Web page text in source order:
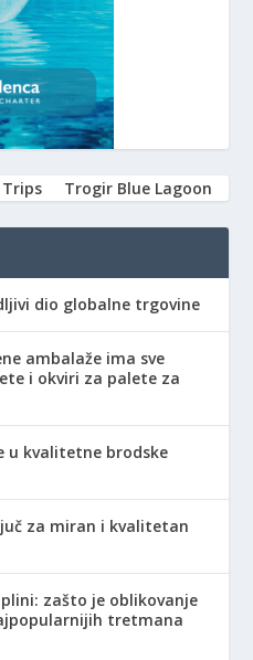
Trogir Blue Lagoon
dio globalne trgovine
ambalaže ima sve
i okviri za palete za
u kvalitetne brodske
za miran i kvalitetan
zašto je oblikovanje
tretmana